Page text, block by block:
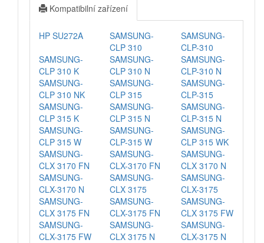
Kompatibilní zařízení
HP SU272A
SAMSUNG-
CLP 310
SAMSUNG-
CLP-310
SAMSUNG-
CLP 310 K
SAMSUNG-
CLP 310 N
SAMSUNG-
CLP-310 N
SAMSUNG-
CLP 310 NK
SAMSUNG-
CLP 315
SAMSUNG-
CLP-315
SAMSUNG-
CLP 315 K
SAMSUNG-
CLP 315 N
SAMSUNG-
CLP-315 N
SAMSUNG-
CLP 315 W
SAMSUNG-
CLP-315 W
SAMSUNG-
CLP 315 WK
SAMSUNG-
CLX 3170 FN
SAMSUNG-
CLX-3170 FN
SAMSUNG-
CLX 3170 N
SAMSUNG-
CLX-3170 N
SAMSUNG-
CLX 3175
SAMSUNG-
CLX-3175
SAMSUNG-
CLX 3175 FN
SAMSUNG-
CLX-3175 FN
SAMSUNG-
CLX 3175 FW
SAMSUNG-
CLX-3175 FW
SAMSUNG-
CLX 3175 N
SAMSUNG-
CLX-3175 N